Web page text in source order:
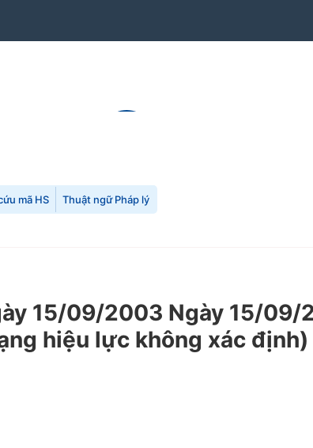
mã HS Thuật ngữ Pháp lý
15/09/2003 Ngày 15/
hiệu lực không xác định)